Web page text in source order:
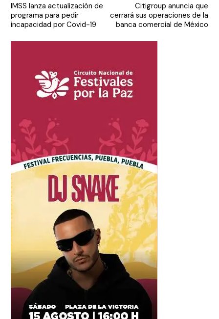
de
entradas
IMSS lanza actualización de
programa para pedir
incapacidad por Covid-19
Citigroup anuncia que
cerrará sus operaciones de la
banca comercial de México